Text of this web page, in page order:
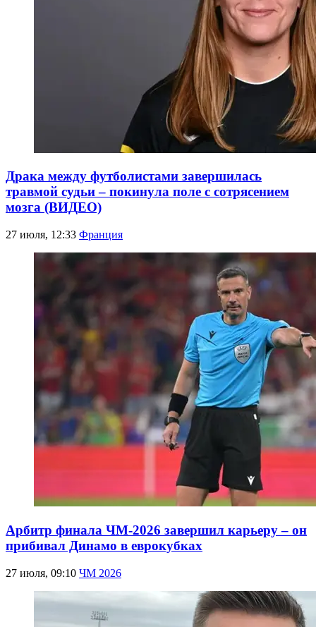
Драка между футболистами завершилась
травмой судьи – покинула поле с сотрясением
мозга (ВИДЕО)
27 июля, 12:33 Франция
Арбитр финала ЧМ-2026 завершил карьеру – он
прибивал Динамо в еврокубках
27 июля, 09:10 ЧМ 2026